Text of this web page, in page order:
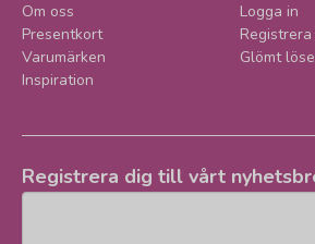
Om oss
Presentkort
Varumärken
Inspiration
Logga in
Registrera
Glömt
Registrera dig till vårt